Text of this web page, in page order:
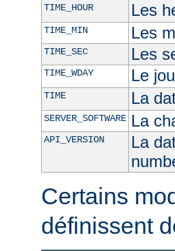
TIME_HOUR Les
TIME_MIN Les
TIME_SEC Les
TIME_WDAY Le
TIME La
SERVER_SOFTWARE La
API_VERSION
La
Certains
définissent